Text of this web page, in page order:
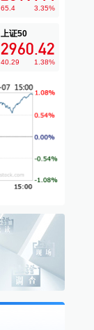
65.4 3.35%
上证50
2960.42
40.29 1.38%